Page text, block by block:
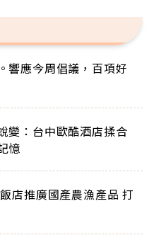
響應今周倡議，百項好
變：台中歐酷酒店揉合
憶
店推廣國產農漁產品 打